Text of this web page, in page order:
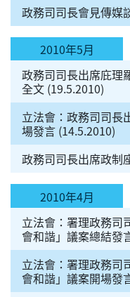
政務司司長會見傳媒
2010年5月
政務司司長出席庇理
全文 (19.5.2010)
立法會：政務司司長
場發言 (14.5.2010)
政務司司長出席政制
2010年4月
立法會：署理政務司
會和諧」議案總結發
立法會：署理政務司
會和諧」議案開場發